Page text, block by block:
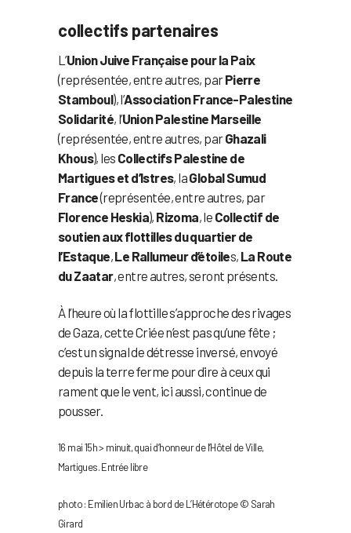
collectifs partenaires
L’Union Juive Française pour la Paix
(représentée, entre autres, parPierre
Stamboul), l’Association France-Palestine
Solidarité, l’Union Palestine Marseille
(représentée, entre autres, parGhazali
Khous), les Collectifs Palestine de
Martigues et d’Istres, laGlobal Sumud
France(représentée, entre autres, par
Florence Heskia), Rizoma, le Collectif de
soutien aux flottilles du quartier de
l’Estaque,Le Rallumeur d’étoiles, La Route
du Zaatar, entre autres, seront présents.
À l’heure où la flottille s’approche des rivages
de Gaza, cette Criée n’est pas qu’une fête ;
c’est un signal de détresse inversé, envoyé
depuis la terre ferme pour dire à ceux qui
rament que le vent, ici aussi, continue de
pousser.
16 mai 15h > minuit, quai d’honneur de l’Hôtel de Ville,
Martigues. Entrée libre
photo : Emilien Urbac à bord de L’Hétérotope © Sarah
Girard